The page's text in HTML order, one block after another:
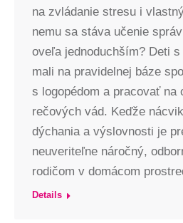
na zvládanie stresu i
nemu sa stáva učenie
oveľa jednoduchším? Deti
mali na pravidelnej báze
s logopédom a pracovať na
rečových vád. Keďže
dýchania a výslovnosti je
neuveriteľne náročný,
rodičom v domácom
Details